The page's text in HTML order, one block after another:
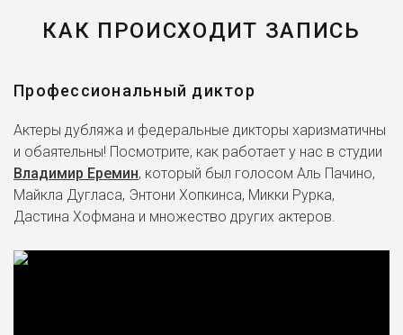
КАК ПРОИСХОДИТ ЗАПИСЬ
Профессиональный диктор
Актеры дубляжа и федеральные дикторы харизматичны
и обаятельны! Посмотрите, как работает у нас в студии
Владимир Еремин, который был голосом Аль Пачино,
Майкла Дугласа, Энтони Хопкинса, Микки Рурка,
Дастина Хофмана и множество других актеров.